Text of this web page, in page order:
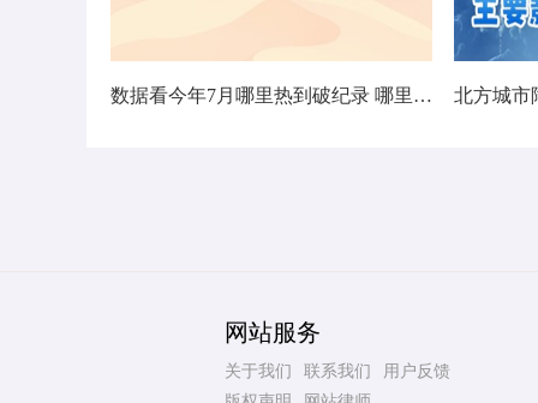
数据看今年7月哪里热到破纪录 哪里暑热连轴转
网站服务
关于我们 联系我们
用户反馈